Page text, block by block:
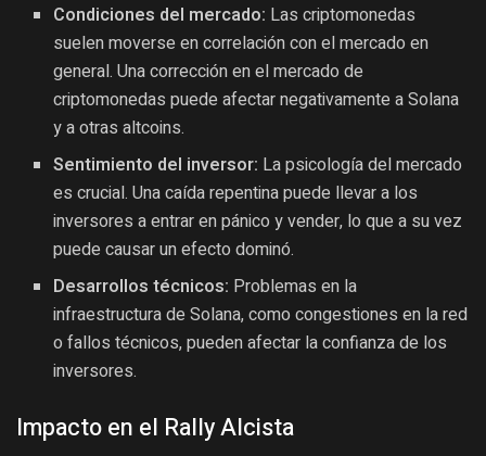
Condiciones del mercado: Las criptomonedas
suelen moverse en correlación con el mercado en
general. Una corrección en el mercado de
criptomonedas puede afectar negativamente a Solana
y a otras altcoins.
Sentimiento del inversor: La psicología del mercado
es crucial. Una caída repentina puede llevar a los
inversores a entrar en pánico y vender, lo que a su vez
puede causar un efecto dominó.
Desarrollos técnicos: Problemas en la
infraestructura de Solana, como congestiones en la red
o fallos técnicos, pueden afectar la confianza de los
inversores.
Impacto en el Rally Alcista